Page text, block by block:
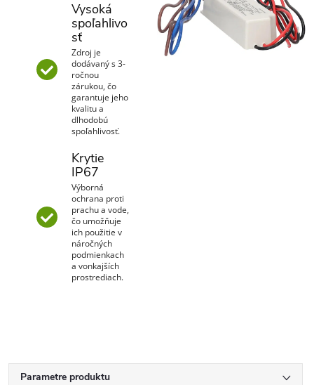
Vysoká
spoľahlivo
sť
Zdroj je
dodávaný s 3-
ročnou
zárukou, čo
garantuje jeho
kvalitu a
dlhodobú
spoľahlivosť.
Krytie
IP67
Výborná
ochrana proti
prachu a vode,
čo umožňuje
ich použitie v
náročných
podmienkach
a vonkajších
prostrediach.
Parametre produktu